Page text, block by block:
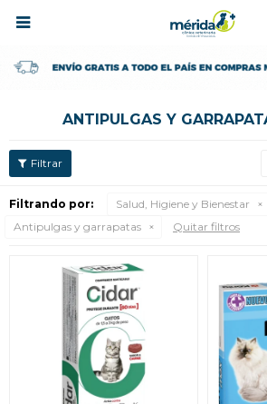

ANTIPULGAS Y
Filtrando por:
Salud, Higiene y Bienestar
Antipulgas y garrapatas
Quitar filtros